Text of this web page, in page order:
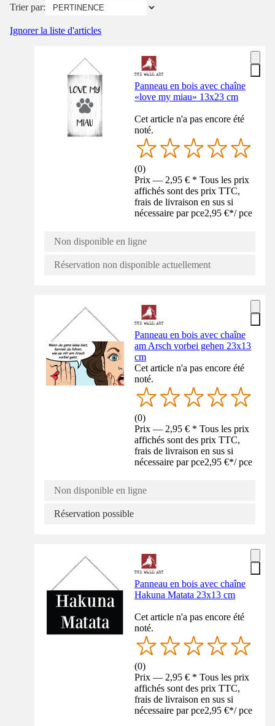
Trier par:
Ignorer la liste d'articles
Panneau en bois avec chaîne
«love my miau» 13x23 cm
Cet article n'a pas encore été
noté.
(0)
Prix — 2,95 € * Tous les prix
affichés sont des prix TTC,
frais de livraison en sus si
nécessaire par pce2,95 €*/ pce
Non disponible en ligne
Réservation non disponible actuellement
Panneau en bois avec chaîne
am Arsch vorbei gehen 23x13
cm
Cet article n'a pas encore été
noté.
(0)
Prix — 2,95 € * Tous les prix
affichés sont des prix TTC,
frais de livraison en sus si
nécessaire par pce2,95 €*/ pce
Non disponible en ligne
Réservation possible
Panneau en bois avec chaîne
Hakuna Matata 23x13 cm
Cet article n'a pas encore été
noté.
(0)
Prix — 2,95 € * Tous les prix
affichés sont des prix TTC,
frais de livraison en sus si
nécessaire par pce2,95 €*/ pce